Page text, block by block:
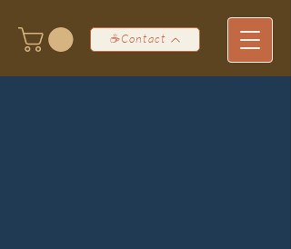
☕Contact